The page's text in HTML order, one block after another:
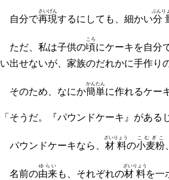
自分で再現
さいげん
するにしても、細かい分
ぶんり
ただ、私は子供の頃
ころ
にケーキを自分
い出せないが、家族のだれかに手作り
そのため、なにか簡単
かんたん
に作れるケー
「そうだ。『パウンドケーキ』がある
パウンドケーキなら、 材料
ざいりょう
の小麦粉
こむぎこ
、
名前の由来
ゆらい
も、それぞれの材料
ざいりょう
を一